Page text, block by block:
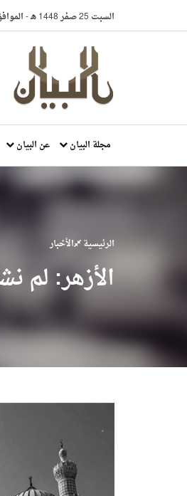
السبت 25 صفر 1448 هـ -الموافق2026/
مجلة البيان عن البيان
الرئيسية الأخبار
الأزهر: لم